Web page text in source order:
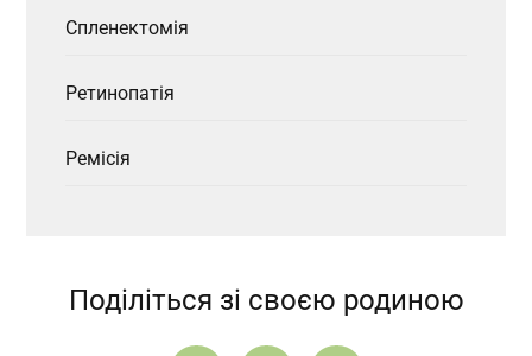
Спленектомія
Ретинопатія
Ремісія
Поділіться зі своєю родиною